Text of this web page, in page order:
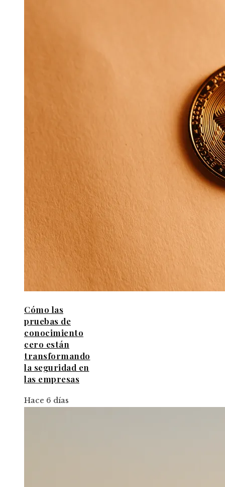
Cómo las
pruebas de
conocimiento
cero están
transformando
la seguridad en
las empresas
Hace 6 días